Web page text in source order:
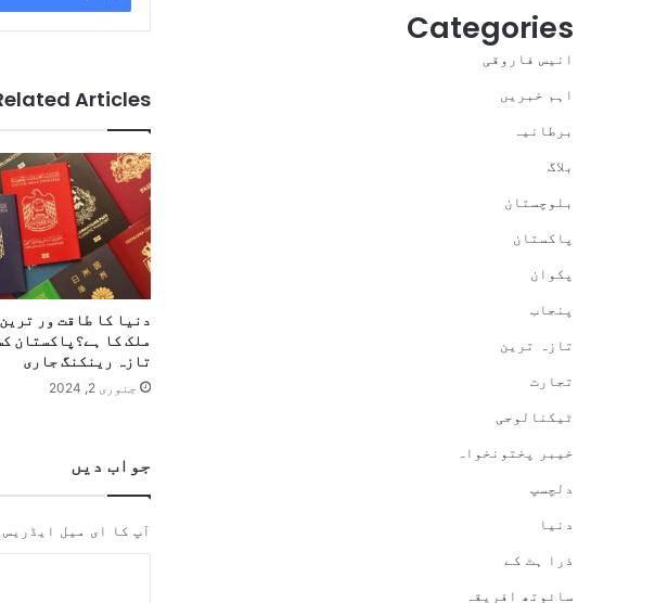
Articles
دنیا کا طاقت ور
ملک کا ہے؟پاکستان
تازہ رینکنگ جاری
جنوری 2, 2024
جواب دیں
آپ کا ای میل
Categories
انیس فاروقی
اہم خبریں
برطانیہ
بلاگ
بلوچستان
پاکستان
پکوان
پنجاب
تازہ ترین
تجارت
ٹیکنالوجی
خیبر پختونخواہ
دلچسپ
دنیا
ذرا ہٹ کے
سائوتھ افریقہ